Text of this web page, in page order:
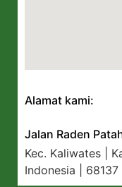
Alamat kami:
Jalan Raden
Kec. Kaliwates |
Indonesia | 68137